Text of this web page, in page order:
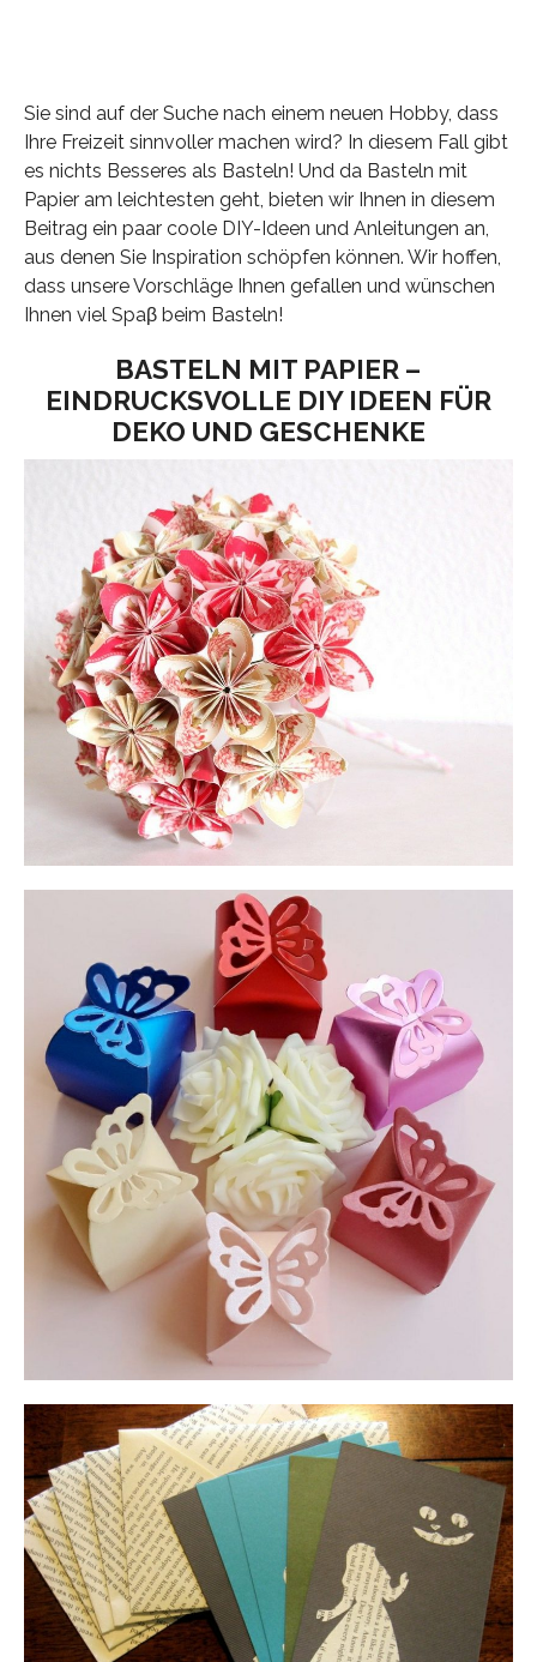
Sie sind auf der Suche nach einem neuen Hobby, dass
Ihre Freizeit sinnvoller machen wird? In diesem Fall gibt
es nichts Besseres als Basteln! Und da Basteln mit
Papier am leichtesten geht, bieten wir Ihnen in diesem
Beitrag ein paar coole DIY-Ideen und Anleitungen an,
aus denen Sie Inspiration schöpfen können. Wir hoffen,
dass unsere Vorschläge Ihnen gefallen und wünschen
Ihnen viel Spaβ beim Basteln!
BASTELN MIT PAPIER –
EINDRUCKSVOLLE DIY IDEEN FÜR
DEKO UND GESCHENKE